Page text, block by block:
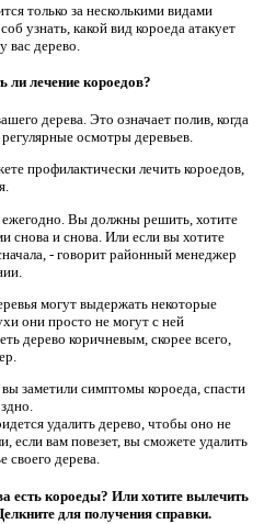
только за несколькими видами
узнать, какой вид короеда атакует
вас дерево.
ли лечение короедов?
дерева. Это означает полив, когда
осмотры деревьев.
профилактически лечить короедов,
Вы должны решить, хотите
снова и снова. Или если вы хотите
- говорит районный менеджер
могут выдержать некоторые
они просто не могут с ней
дерево коричневым, скорее всего,
заметили симптомы короеда, спасти
удалить дерево, чтобы оно не
если вам повезет, вы сможете удалить
своего дерева.
есть короеды? Или хотите вылечить
для получения справки.